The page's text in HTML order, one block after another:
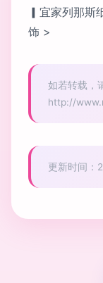
▎宜家列那斯
饰 >
如若转载，
http://
更新时间